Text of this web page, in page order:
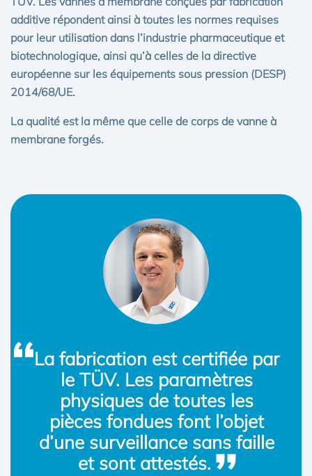
additive répondent ainsi à toutes les normes requises
pour leur utilisation dans l’industrie pharmaceutique et
biotechnologique, ainsi qu’à celles de la directive
européenne sur les équipements sous pression (DESP)
2014/68/UE.
La qualité est la même que celle de corps de vanne à
membrane forgés.
La fabrication est certifiée par
le TÜV. Les paramètres
physiques de toutes les
pièces fondues font l’objet
d’une surveillance sans faille
et sont attestés.